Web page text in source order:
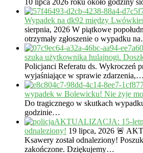
Wypadek na dk92 między
sierpnia, 2026 W piątkowe
otrzymały zgłoszenie o wypadku
szuka użytkownika hulajnogi.
Policjanci Referatu ds. Wykroczeń
wyjaśniające w sprawie zdarzenia,…
wypadek w Bolewicku! Nie żyje
Do tragicznego w skutkach
godzinie…
AKTUALIZACJA: 15-
odnaleziony! 19 lipca, 2026 🚨
Ksawery został odnaleziony!
zakończone. Dziękujemy…